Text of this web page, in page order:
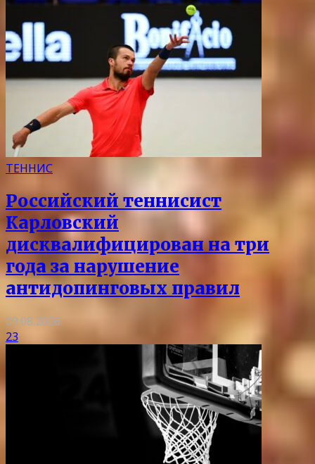
ТЕННИС
Российский теннисист
Карловский
дисквалифицирован на три
года за нарушение
антидопинговых правил
09.08.2026
23